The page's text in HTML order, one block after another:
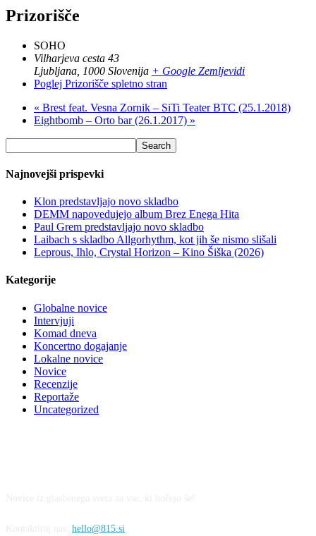
Prizorišče
SOHO
Vilharjeva cesta 43
Ljubljana 1000 Slovenija + Google Zemljevidi
Poglej Prizorišče spletno stran
« Brest feat. Vesna Zornik – SiTi Teater BTC (25.1.2018)
Eightbomb – Orto bar (26.1.2017) »
Najnovejši prispevki
Klon predstavljajo novo skladbo
DEMM napovedujejo album Brez Enega Hita
Paul Grem predstavljajo novo skladbo
Laibach s skladbo Allgorhythm, kot jih še nismo slišali
Leprous, Ihlo, Crystal Horizon – Kino Šiška (2026)
Kategorije
Globalne novice
Intervjuji
Komad dneva
Koncertno dogajanje
Lokalne novice
Novice
Recenzije
Reportaže
Uncategorized
hello@815.si